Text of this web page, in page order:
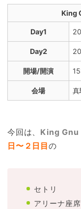
King
Day1
Day2
開場/開演
会場 真
今回は、 King Gnu
日〜２日目の
セトリ
アリーナ座